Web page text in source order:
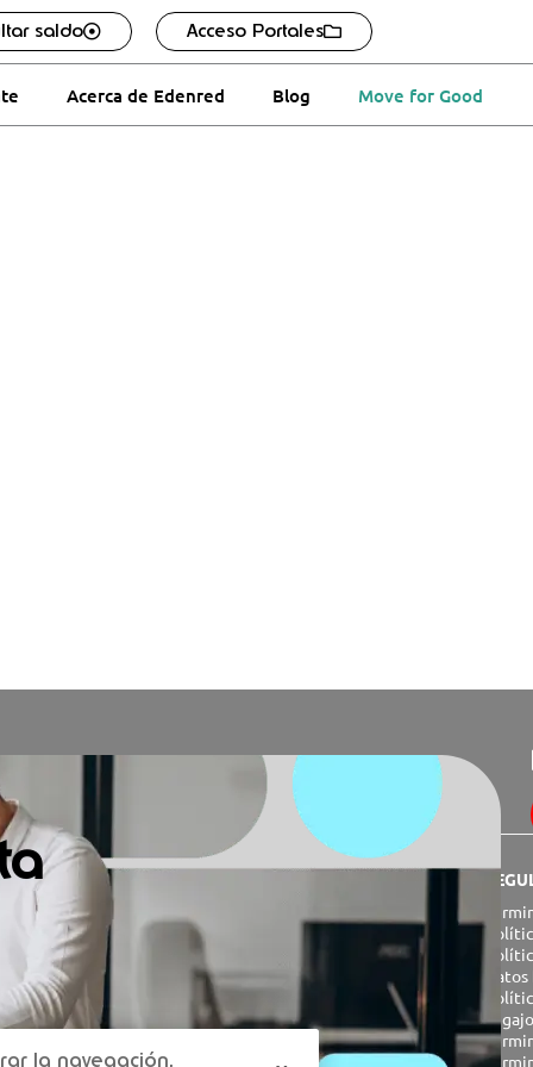
saldo Acceso Portales
Acerca de Edenred Blog Move for Good
Trabajá con nosotros
la navegación,